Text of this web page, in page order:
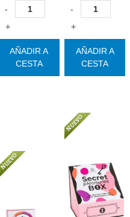
-
+
AÑADIR A
CESTA
-
+
AÑADIR A
CESTA